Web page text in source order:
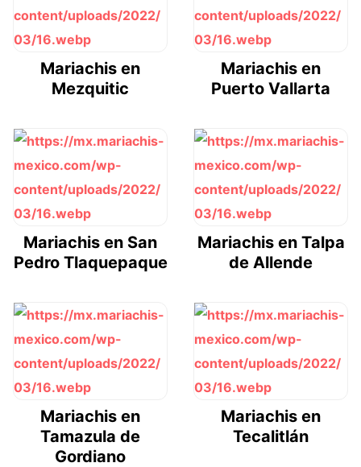
Mariachis en
Mezquitic
Mariachis en
Puerto Vallarta
Mariachis en San
Pedro Tlaquepaque
Mariachis en Talpa
de Allende
Mariachis en
Tamazula de
Gordiano
Mariachis en
Tecalitlán